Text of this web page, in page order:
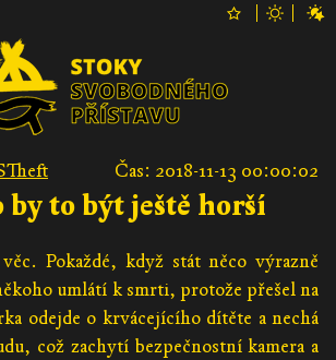
Čas: 2018-11-13 00:00:02
to být ještě horší
věc. Pokaždé, když stát něco výrazně
umlátí k smrti, protože přešel na
odejde o krvácejícího dítěte a nechá
což zachytí bezpečnostní kamera a